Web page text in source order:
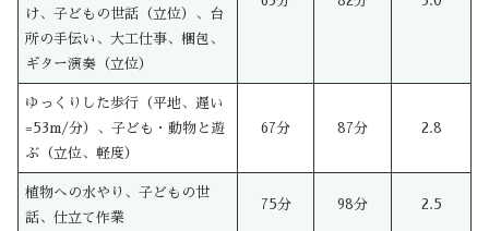
け、子どもの世話（立位）、台
所の手伝い、大工仕事、梱包、
ギター演奏（立位）
ゆっくりした歩行（平地、遅い
=53m/分）、子ども・動物と遊
ぶ（立位、軽度）
67分 87分 2.8
植物への水やり、子どもの世
話、仕立て作業
75分 98分 2.5